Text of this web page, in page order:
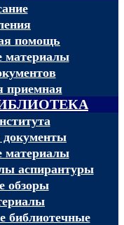
помощь
материалы
приемная
документы
материалы
аспирантуры
обзоры
библиотечные